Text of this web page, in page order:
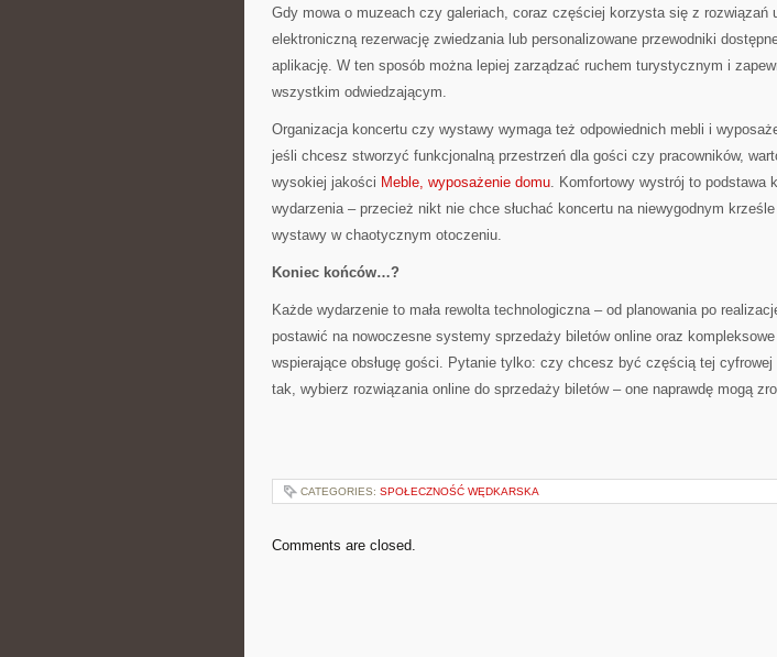
Gdy mowa o muzeach czy galeriach, coraz częściej korzysta się z rozwiązań
elektroniczną rezerwację zwiedzania lub personalizowane przewodniki
aplikację. W ten sposób można lepiej zarządzać ruchem turystycznym i
wszystkim odwiedzającym.
Organizacja koncertu czy wystawy wymaga też odpowiednich mebli i
jeśli chcesz stworzyć funkcjonalną przestrzeń dla gości czy pracowników,
wysokiej jakości Meble, wyposażenie domu. Komfortowy wystrój to podstawa
wydarzenia – przecież nikt nie chce słuchać koncertu na niewygodnym
wystawy w chaotycznym otoczeniu.
Koniec końców…?
Każde wydarzenie to mała rewolta technologiczna – od planowania po
postawić na nowoczesne systemy sprzedaży biletów online oraz
wspierające obsługę gości. Pytanie tylko: czy chcesz być częścią tej cyfrowej
tak, wybierz rozwiązania online do sprzedaży biletów – one naprawdę mogą
CATEGORIES: SPOŁECZNOŚĆ WĘDKARSKA
Comments are closed.